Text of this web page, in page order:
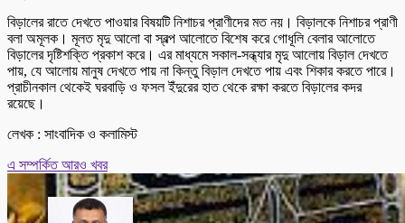
বিড়ালের রাতে দেখতে পাওয়ার বিষয়টি নিশাচর প্রাণীদের মত নয়। বিড়ালকে নিশাচর প্রাণী
বলা অমূলক। মূলত মৃদু আলো বা স্বল্প আলোতে বিশেষ করে গোধূলি বেলার আলোতে
বিড়ালের দৃষ্টিশক্তি প্রকাশ করে। এর মাধ্যমে সকাল-সন্ধ্যার মৃদু আলোয় বিড়াল দেখতে
পায়, যে আলোয় মানুষ দেখতে পায় না কিন্তু বিড়াল দেখতে পায় এবং শিকার করতে পারে।
প্রাচীনকাল থেকেই ঘরবাড়ি ও ফসল ইঁদুরের হাত থেকে রক্ষা করতে বিড়ালের কদর
রয়েছে।
লেখক : সাংবাদিক ও কলামিস্ট
এ সম্পর্কিত আরও খবর